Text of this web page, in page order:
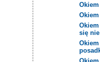
się
Okiem